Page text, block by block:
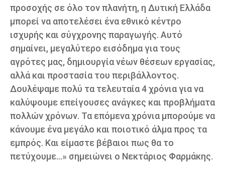
προσοχής σε όλο τον πλανήτη, η Δυτική Ελλάδα
μπορεί να αποτελέσει ένα εθνικό κέντρο
ισχυρής και σύγχρονης παραγωγής. Αυτό
σημαίνει, μεγαλύτερο εισόδημα για τους
αγρότες μας, δημιουργία νέων θέσεων εργασίας,
αλλά και προστασία του περιβάλλοντος.
Δουλέψαμε πολύ τα τελευταία 4 χρόνια για να
καλύψουμε επείγουσες ανάγκες και προβλήματα
πολλών χρόνων. Τα επόμενα χρόνια μπορούμε να
κάνουμε ένα μεγάλο και ποιοτικό άλμα προς τα
εμπρός. Και είμαστε βέβαιοι πως θα το
πετύχουμε…» σημειώνει ο Νεκτάριος Φαρμάκης.